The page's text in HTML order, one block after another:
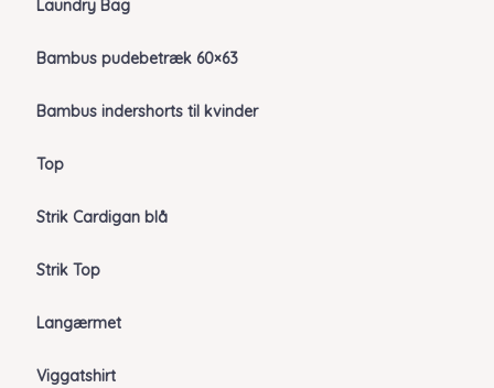
Laundry Bag
Bambus pudebetræk 60×63
Bambus indershorts til kvinder
Top
Strik Cardigan blå
Strik Top
Langærmet
Viggatshirt